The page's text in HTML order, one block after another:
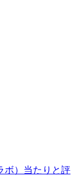
ボ）当たりと評